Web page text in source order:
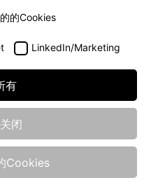
的Cookies
LinkedIn/Marketing
有
闭
Cookies